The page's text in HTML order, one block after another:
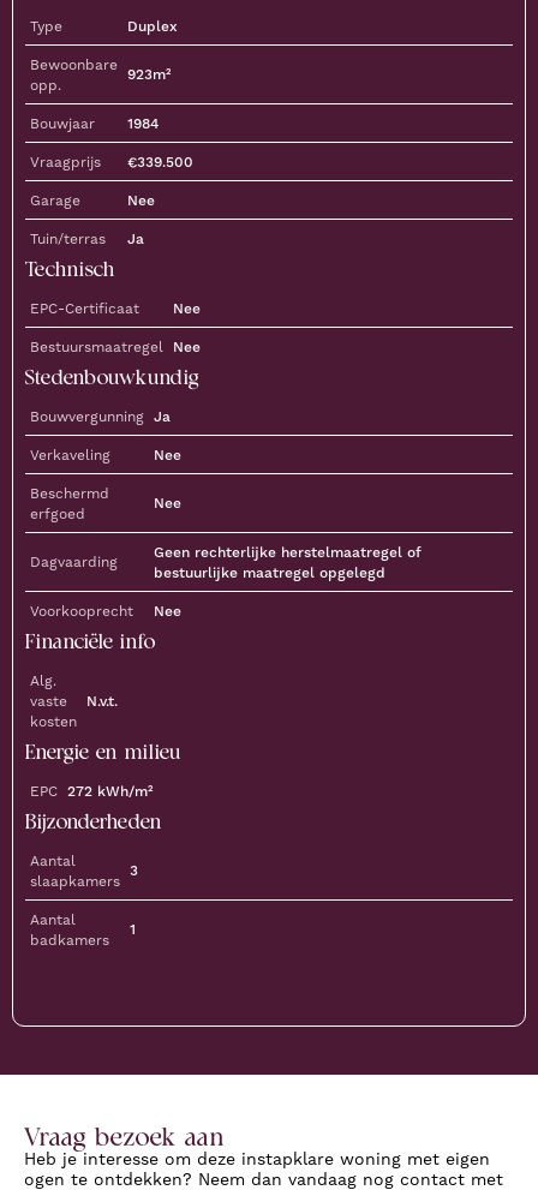
Type Duplex
Bewoonbare
opp.
923m²
Bouwjaar 1984
Vraagprijs €339.500
Garage Nee
Tuin/terras Ja
Technisch
EPC-Certificaat Nee
Bestuursmaatregel Nee
Stedenbouwkundig
Bouwvergunning Ja
Verkaveling Nee
Beschermd
erfgoed
Nee
Dagvaarding
Geen rechterlijke herstelmaatregel of
bestuurlijke maatregel opgelegd
Voorkooprecht Nee
Financiële info
Alg.
vaste
kosten
N.v.t.
Energie en milieu
EPC 272 kWh/m²
Bijzonderheden
Aantal
slaapkamers
3
Aantal
badkamers
1
Vraag bezoek aan
Heb je interesse om deze instapklare woning met eigen
ogen te ontdekken? Neem dan vandaag nog contact met